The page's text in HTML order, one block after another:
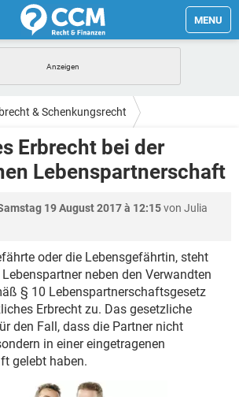
MENU
& Schenkungsrecht
Erbrecht bei der
Lebenspartnerschaft
19 August 2017 à 12:15von Julia
oder die Lebensgefährtin, steht
neben den Verwandten
§ 10 Lebenspartnerschaftsgesetz
Erbrecht zu. Das gesetzliche
den Fall, dass die Partner nicht
in einer eingetragenen
gelebt haben.